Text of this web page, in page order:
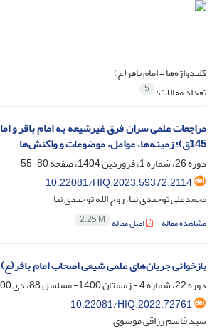
کلیدواژه‌ها =امام باقر(ع)
تعداد مقالات: 5
145ق)؛ زمینه‌ها، عوامل، موضوعات و واکنش‌ها
دوره 26، شماره 1، فروردین 1404، صفحه
80-55
10.22081/HIQ.2023.59372.2114
محمدعلی توحیدی نیا؛ روح الله توحیدی نیا
مشاهده مقاله اصل مقاله 2.25 M
بازخوانی جریان‌های علمی شیعی اصحاب امام باقر(ع)
دوره 22، شماره 4 - زمستان 1400- مسلسل 88، دی 1400، صفحه
10.22081/HIQ.2022.72761
سید قاسم رزاقی موسوی